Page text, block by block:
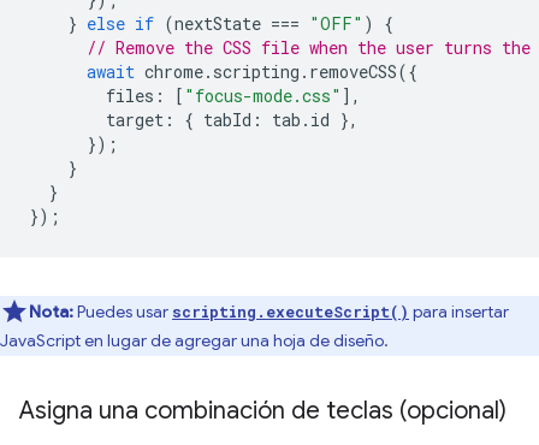
} else if (nextState === "OFF" )
{
// Remove the CSS file when the user turns
await chrome. scripting . removeCSS({
files : [ "focus-mode.css" ],
target : { tabId : tab . id },
});
}
}
});
Nota:Puedes usar scripting.executeScript() para insertar
JavaScript en lugar de agregar una hoja de diseño.
Asigna una combinación de teclas (opcional)